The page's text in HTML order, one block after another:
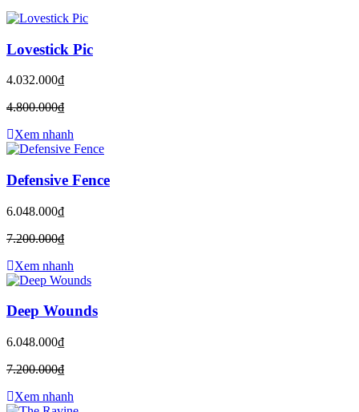
Lovestick Pic
4.032.000₫
4.800.000₫
Xem nhanh
Defensive Fence
6.048.000₫
7.200.000₫
Xem nhanh
Deep Wounds
6.048.000₫
7.200.000₫
Xem nhanh